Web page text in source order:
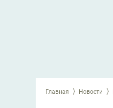
Главная Новости